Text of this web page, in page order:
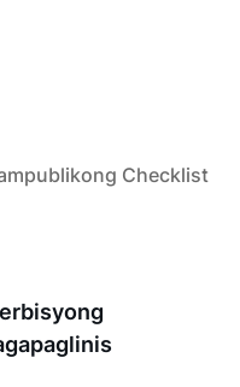
Checklist